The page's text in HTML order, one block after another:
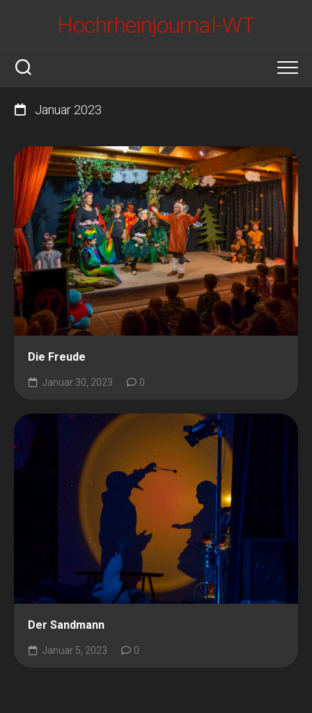
Hochrheinjournal-WT
Januar 2023
Die Freude
Januar 30, 2023 0
Der Sandmann
Januar 5, 2023 0